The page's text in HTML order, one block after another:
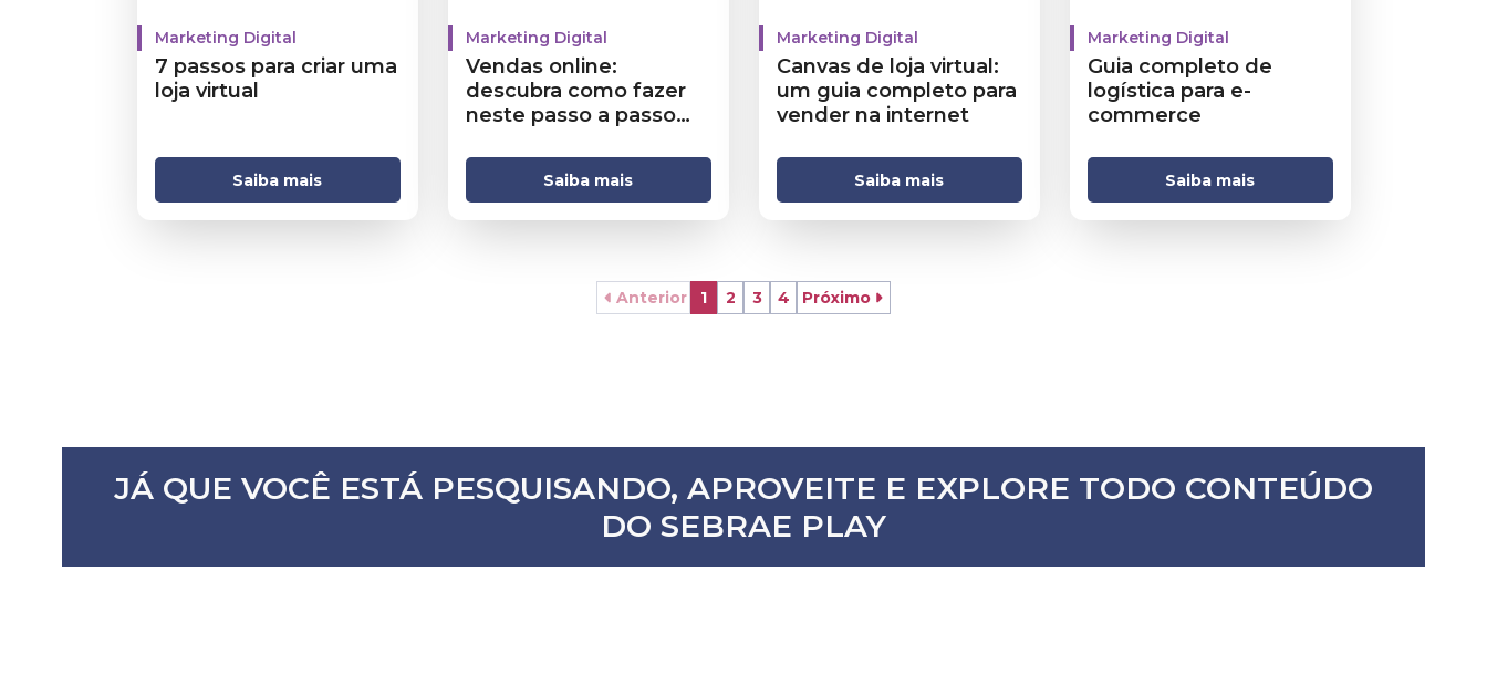
Marketing Digital
7 passos para criar uma
loja virtual
Saiba mais
Marketing Digital
Vendas online:
descubra como fazer
neste passo a passo
Saiba mais
Marketing Digital
Canvas de loja virtual:
um guia completo para
vender na internet
Saiba mais
Marketing Digital
Guia completo de
logística para e-
commerce
Saiba mais
Anterior 1 2 3 4 Próximo
JÁ QUE VOCÊ ESTÁ PESQUISANDO, APROVEITE E EXPLORE TODO CONTEÚDO
DO SEBRAE PLAY